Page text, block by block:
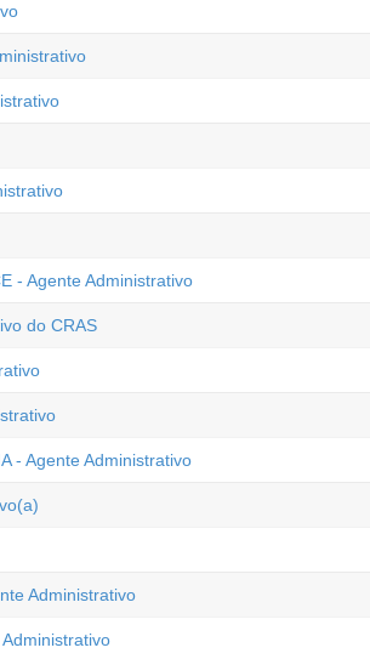
- Agente Administrativo
do CRAS
- Agente Administrativo
Administrativo